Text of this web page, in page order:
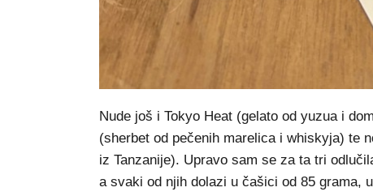
Nude još i Tokyo Heat (gelato od yuzua i
(sherbet od pečenih marelica i whiskyja) te
iz Tanzanije). Upravo sam se za ta tri
a svaki od njih dolazi u čašici od 85 grama,